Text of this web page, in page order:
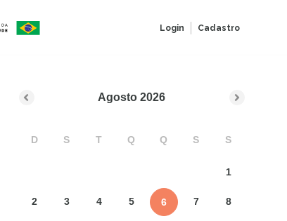
Login Cadastro
Agosto 2026
D S T Q Q S S
1
2 3 4 5 6 7 8